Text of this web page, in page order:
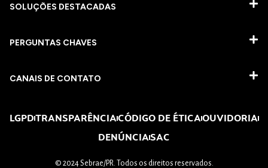
SOLUÇÕES DESTACADAS
PERGUNTAS CHAVES​
CANAIS DE CONTATO
LGPDTRANSPARÊNCIACÓDIGO DE ÉTICAOUVIDORIA
DENÚNCIASAC
© 2024 Sebrae/PR. Todos os direitos reservados.